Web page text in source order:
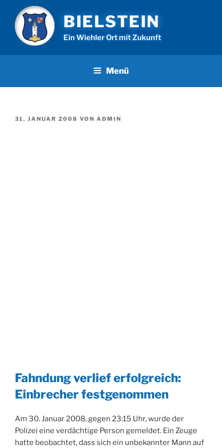
Inhalt
springen
BIELSTEIN
Ein Wiehler Ort mit Zukunft
Menü
VERÖFFENTLICHT
31. JANUAR 2008 VON ADMIN
Fahndung verlief erfolgreich:
Einbrecher festgenommen
Am 30. Januar 2008, gegen 23:15 Uhr, wurde der
Polizei eine verdächtige Person gemeldet. Ein Zeuge
hatte beobachtet, dass sich ein unbekannter Mann auf